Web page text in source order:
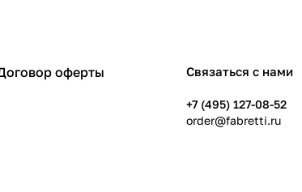
оферты
Связаться с нами
+7 (495) 127-08-52
order@fabretti.ru